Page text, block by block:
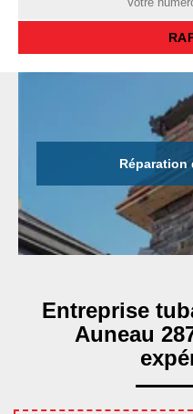
Réparation
Entreprise
Auneau